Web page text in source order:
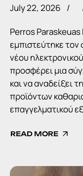
July 22, 2026
Perros
εμπιστεύτηκε τον
νέου
προσφέρει μια
και να αναδείξει
προϊόντων
επαγγελματικού
READ MORE